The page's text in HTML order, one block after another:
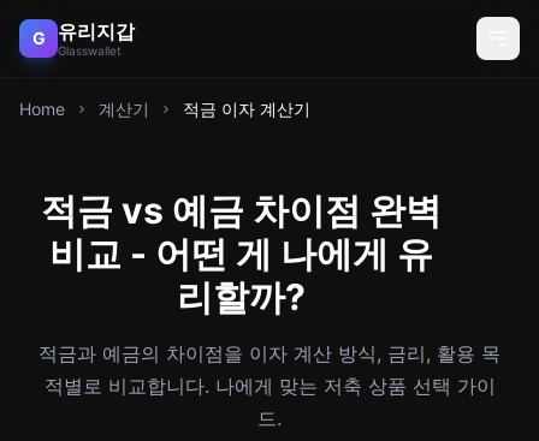
G 유리지갑
Glasswallet
Home 계산기 적금 이자 계산기
적금 vs 예금 차이점 완벽
비교 - 어떤 게 나에게 유
리할까?
적금과 예금의 차이점을 이자 계산 방식, 금리, 활용 목
적별로 비교합니다. 나에게 맞는 저축 상품 선택 가이
드.